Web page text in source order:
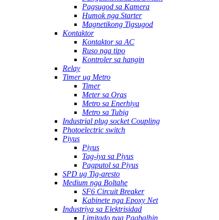
Pagsugod sa Kamera
Humok nga Starter
Magnetikong Tigsugod
Kontaktor
Kontaktor sa AC
Ruso nga tipo
Kontroler sa hangin
Relay
Timer ug Metro
Timer
Meter sa Oras
Metro sa Enerhiya
Metro sa Tubig
Industrial plug socket Coupling
Photoelectric switch
Piyus
Piyus
Tag-iya sa Piyus
Pagputol sa Piyus
SPD ug Tig-aresto
Medium nga Boltahe
SF6 Circuit Breaker
Kabinete nga Epoxy Net
Industriya sa Elektrisidad
Limitado nga Pagbalhin